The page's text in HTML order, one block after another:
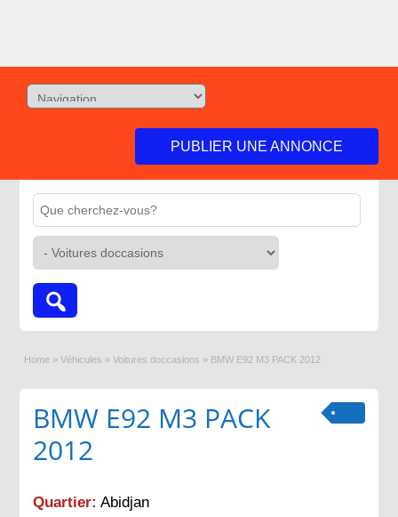
PUBLIER UNE ANNONCE
Home » Véhicules » Voitures doccasions » BMW E92 M3 PACK 2012
BMW E92 M3 PACK
2012
Quartier: Abidjan